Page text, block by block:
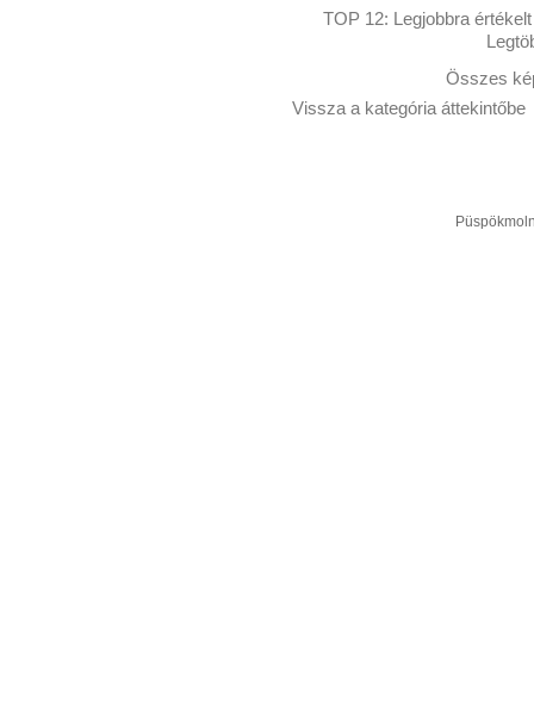
TOP 12: Legjobbra értékelt
Összes
Vissza a kategória áttekintőbe